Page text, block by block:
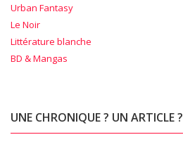
Urban Fantasy
Le Noir
Littérature blanche
BD & Mangas
UNE CHRONIQUE ? UN ARTICLE ?